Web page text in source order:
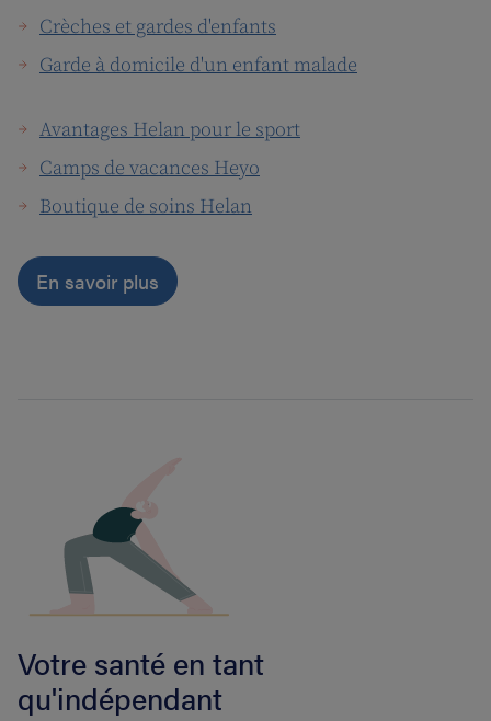
Crèches et gardes d'enfants
Garde à domicile d'un enfant malade
Avantages Helan pour le sport
Camps de vacances Heyo
Boutique de soins Helan
En savoir plus
Votre santé en tant
qu'indépendant